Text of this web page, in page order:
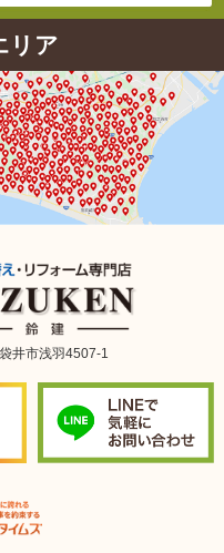
リア
井市浅羽4507-1